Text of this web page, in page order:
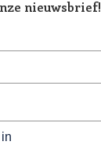
nieuwsbrief!